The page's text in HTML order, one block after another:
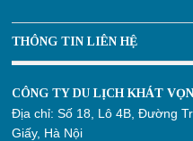
THÔNG TIN LIÊN HỆ
CÔNG TY DU LỊCH KHÁT
Địa chỉ:Số 18, Lô 4B, Đường
Giấy, Hà Nội